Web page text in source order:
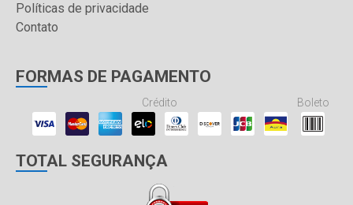
Políticas de privacidade
Contato
FORMAS DE PAGAMENTO
Crédito Boleto
TOTAL SEGURANÇA